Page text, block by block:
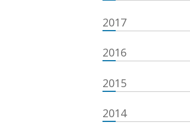
2017
2016
2015
2014